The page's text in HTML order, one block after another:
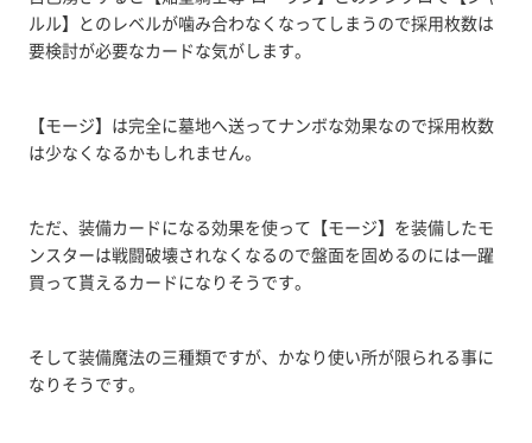
ルル】とのレベルが噛み合わなくなってしまうので採用枚数は
要検討が必要なカードな気がします。
【モージ】は完全に墓地へ送ってナンボな効果なので採用枚数
は少なくなるかもしれません。
ただ、装備カードになる効果を使って【モージ】を装備したモ
ンスターは戦闘破壊されなくなるので盤面を固めるのには一躍
買って貰えるカードになりそうです。
そして装備魔法の三種類ですが、かなり使い所が限られる事に
なりそうです。